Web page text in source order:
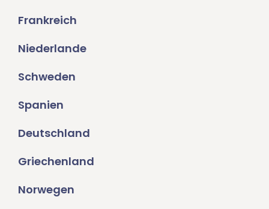
Frankreich
Niederlande
Schweden
Spanien
Deutschland
Griechenland
Norwegen